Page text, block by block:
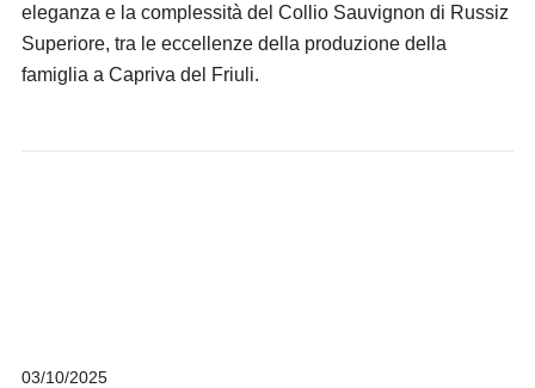
eleganza e la complessità del Collio Sauvignon di Russiz
Superiore, tra le eccellenze della produzione della
famiglia a Capriva del Friuli.
03/10/2025